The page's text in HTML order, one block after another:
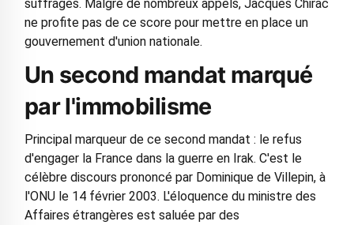
suffrages. Malgré de nombreux appels, Jacques Chirac
ne profite pas de ce score pour mettre en place un
gouvernement d'union nationale.
Un second mandat marqué
par l'immobilisme
Principal marqueur de ce second mandat : le refus
d'engager la France dans la guerre en Irak. C'est le
célèbre discours prononcé par Dominique de Villepin, à
l'ONU le 14 février 2003. L'éloquence du ministre des
Affaires étrangères est saluée par des